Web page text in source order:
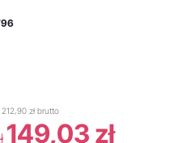
212,90 zł brutto
149,03 zł